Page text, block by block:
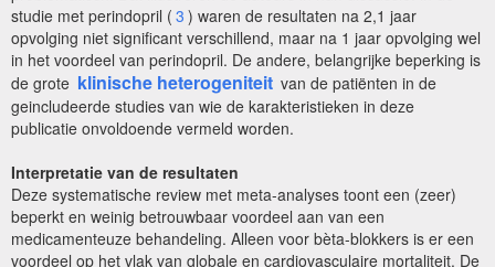
studie met perindopril ( 3 ) waren de resultaten na 2,1 jaar
opvolging niet significant verschillend, maar na 1 jaar opvolging wel
in het voordeel van perindopril. De andere, belangrijke beperking is
de grote klinische heterogeniteit van de patiënten in de
geincludeerde studies van wie de karakteristieken in deze
publicatie onvoldoende vermeld worden.
Interpretatie van de resultaten
Deze systematische review met meta-analyses toont een (zeer)
beperkt en weinig betrouwbaar voordeel aan van een
medicamenteuze behandeling. Alleen voor bèta-blokkers is er een
voordeel op het vlak van globale en cardiovasculaire mortaliteit. De